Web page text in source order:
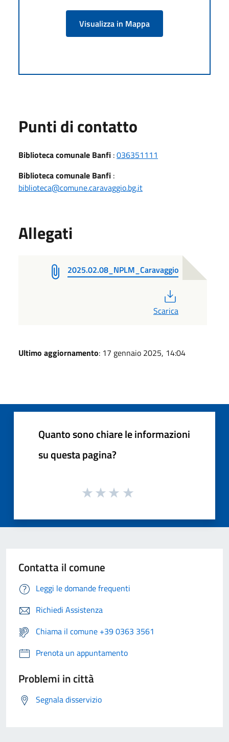
Visualizza in Mappa
Punti di contatto
Biblioteca comunale Banfi :036351111
Biblioteca comunale Banfi :
biblioteca@comune.caravaggio.bg.it
Allegati
2025.02.08_NPLM_Caravaggio
Scarica
Ultimo aggiornamento: 17 gennaio 2025, 14:04
Quanto sono chiare le informazioni
su questa pagina?
Contatta il comune
Leggi le domande frequenti
Richiedi Assistenza
Chiama il comune +39 0363 3561
Prenota un appuntamento
Problemi in città
Segnala disservizio